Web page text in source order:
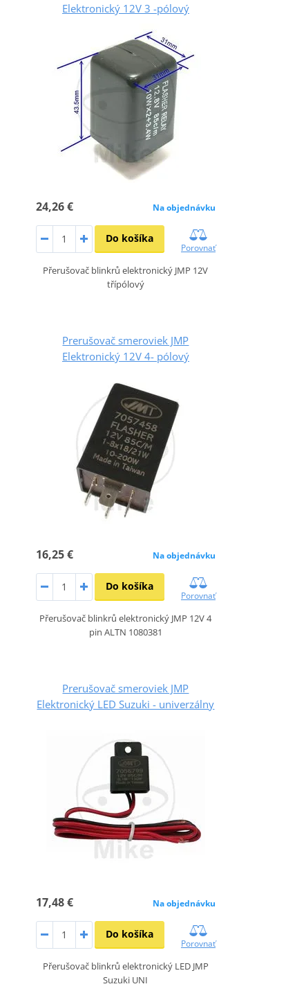
Elektronický 12V 3 -pólový
24,26 € Na objednávku
Do košíka
Porovnať
Přerušovač blinkrů elektronický JMP 12V
třípólový
Prerušovač smeroviek JMP
Elektronický 12V 4- pólový
16,25 € Na objednávku
Do košíka
Porovnať
Přerušovač blinkrů elektronický JMP 12V 4
pin ALTN 1080381
Prerušovač smeroviek JMP
Elektronický LED Suzuki - univerzálny
17,48 € Na objednávku
Do košíka
Porovnať
Přerušovač blinkrů elektronický LED JMP
Suzuki UNI